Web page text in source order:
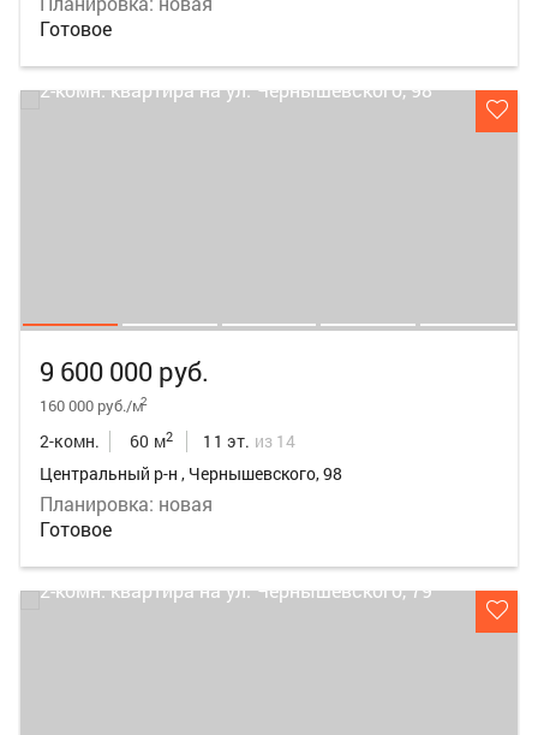
Готовое
9 600 000 руб.
160 000 руб./м2
2-комн. 60 м2 11 эт. из 14
Центральный р-н , Чернышевского, 98
Планировка: новая
Готовое